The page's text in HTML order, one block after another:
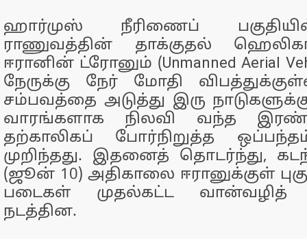
ஹார்முஸ் நீரிணைப்
ராணுவத்தின் தாக்குதல்
ஈரானின் ட்ரோனும் (Unmanned Aerial
நேருக்கு நேர் மோதி
சம்பவத்தை அடுத்து இரு
வாரங்களாக நிலவி வந்த
தற்காலிகப் போர்நிறுத்த
முறிந்தது. இதனைத் தொடர்ந்து,
(ஜூன் 10) அதிகாலை ஈரானுக்குள்
படைகள் முதல்கட்ட வான்வழித்
நடத்தின.